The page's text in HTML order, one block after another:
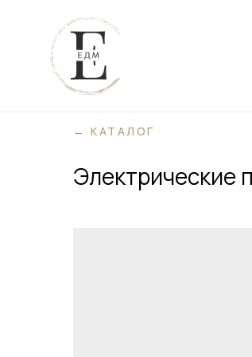
← КАТАЛОГ
Электрические